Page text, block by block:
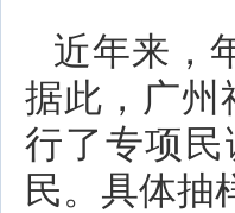
近年来，
据此，广州
行了专项民
民。具体抽